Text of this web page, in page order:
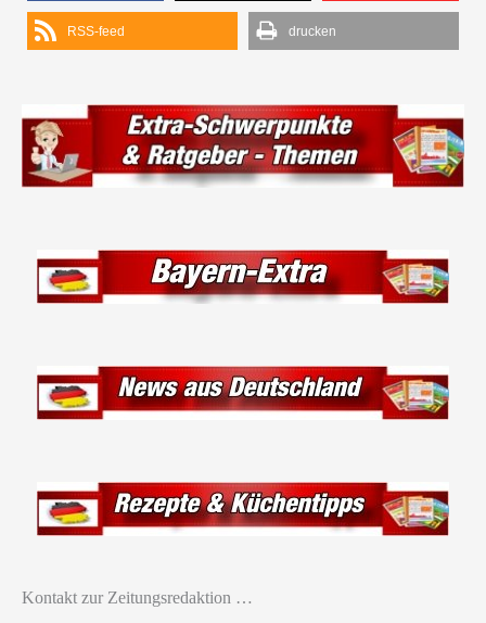
RSS-feed drucken
Kontakt zur Zeitungsredaktion …